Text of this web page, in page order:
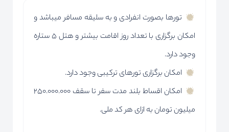
تورها بصورت انفرادی و به سلیقه مسافر میباشد و
امکان برگزاری با تعداد روز اقامت بیشتر و هتل 5 ستاره
وجود دارد.
امکان برگزاری تورهای ترکیبی وجود دارد.
امکان اقساط بلند مدت سفر تا سقف 250.000.000
میلیون تومان به ازای هر کد ملی.